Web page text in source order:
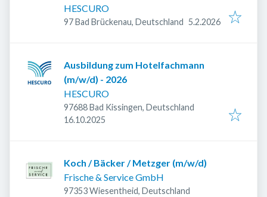
HESCURO
97 Bad Brückenau, Deutschland Veröffentlicht
5.2.2026
Ausbildung zum Hotelfachmann
(m/w/d) - 2026
HESCURO
97688 Bad Kissingen, Deutschland
Veröffentlicht
16.10.2025
Koch / Bäcker / Metzger (m/w/d)
Frische & Service GmbH
97353 Wiesentheid, Deutschland